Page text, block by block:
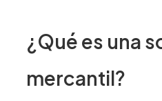
¿Qué es una
mercantil?